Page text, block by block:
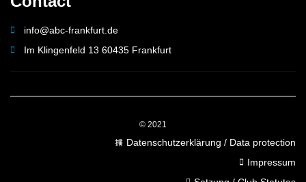
info@abc-frankfurt.de
Im Klingenfeld 13 60435 Frankfurt
© 2021
Datenschutzerklärung / Data protection
Impressum